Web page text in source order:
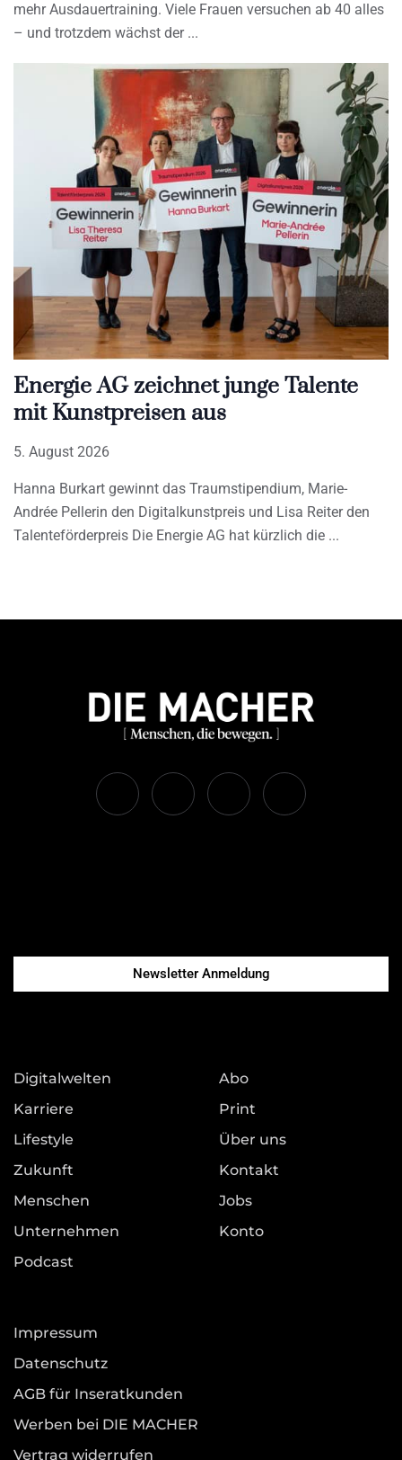
mehr Ausdauertraining. Viele Frauen versuchen ab 40 alles
– und trotzdem wächst der
Energie AG zeichnet junge Talente
mit Kunstpreisen aus
5. August 2026
Hanna Burkart gewinnt das Traumstipendium, Marie-
Andrée Pellerin den Digitalkunstpreis und Lisa Reiter den
Talenteförderpreis Die Energie AG hat kürzlich die
Newsletter Anmeldung
Digitalwelten
Karriere
Lifestyle
Zukunft
Menschen
Unternehmen
Podcast
Abo
Print
Über uns
Kontakt
Jobs
Konto
Impressum
Datenschutz
AGB für Inseratkunden
Werben bei DIE MACHER
Vertrag widerrufen